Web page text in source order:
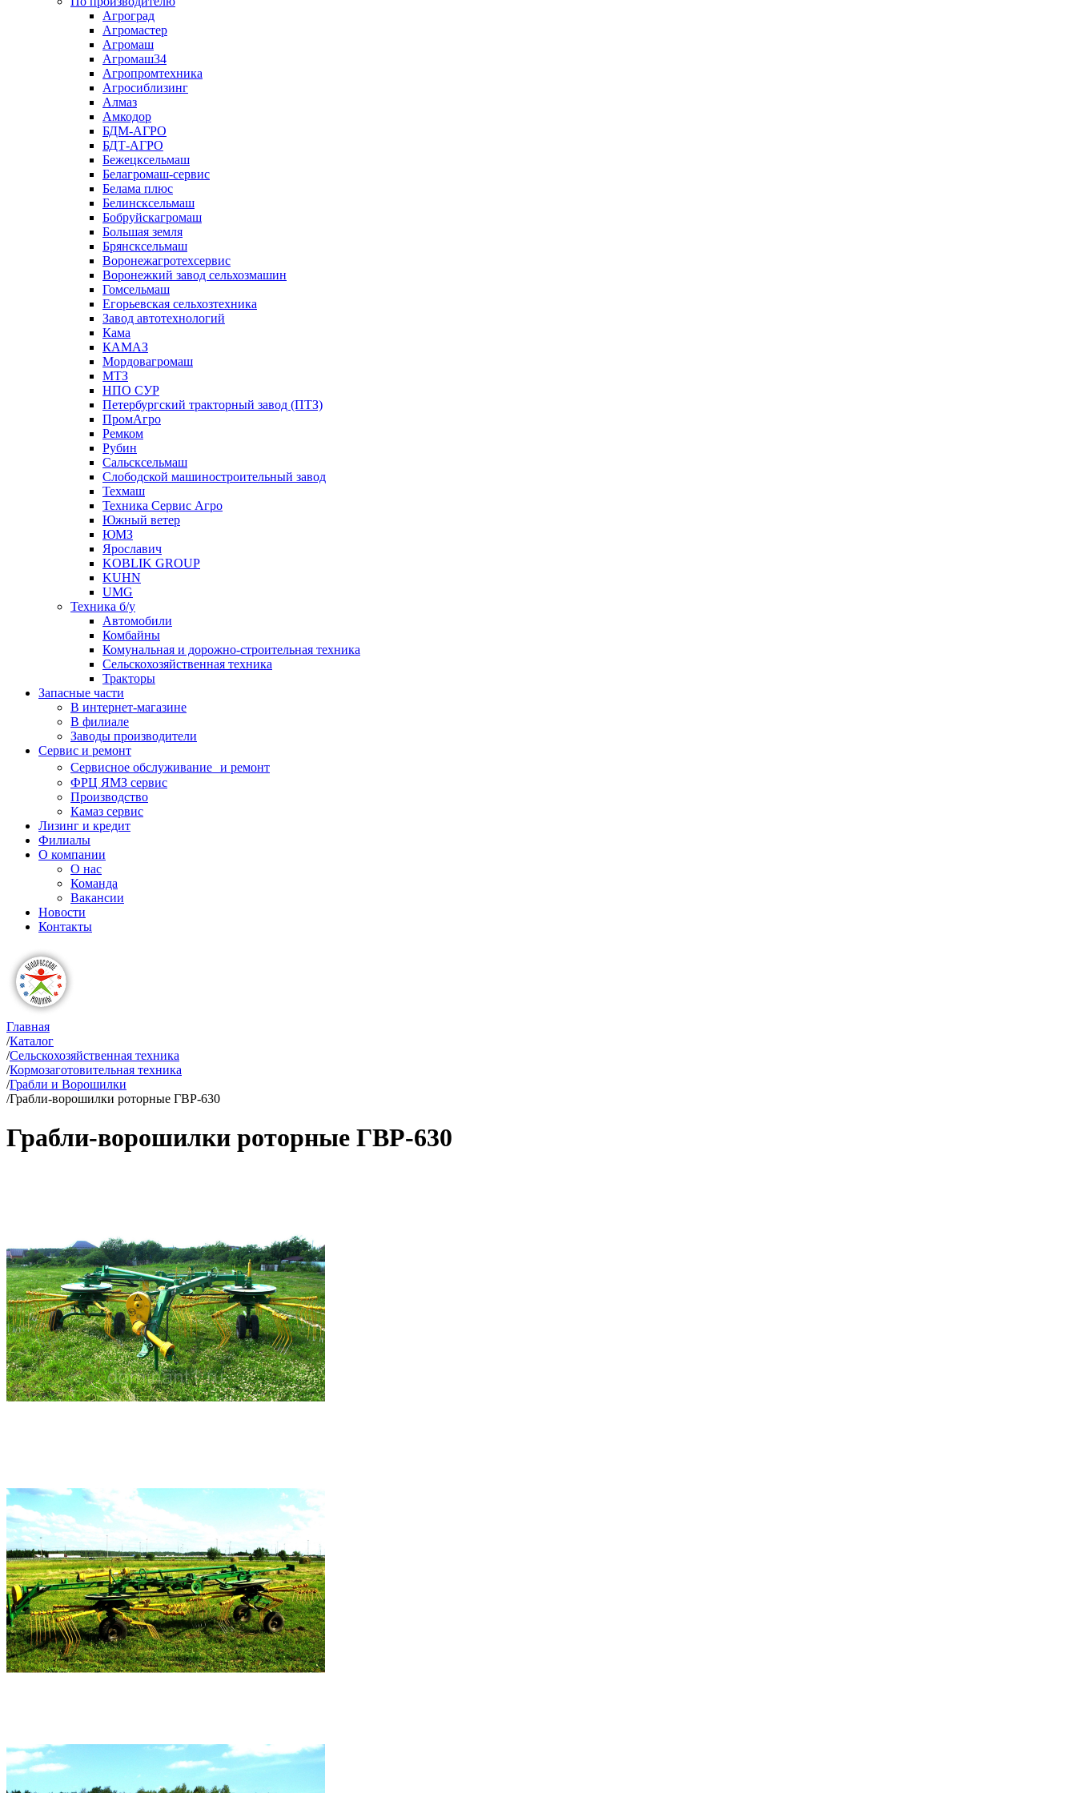
Агроград
Агромастер
Агромаш
Агромаш34
Агропромтехника
Агросиблизинг
Алмаз
Амкодор
БДМ-АГРО
БДТ-АГРО
Бежецксельмаш
Белагромаш-сервис
Белама плюс
Белинсксельмаш
Бобруйскагромаш
Большая земля
Брянсксельмаш
Воронежагротехсервис
Воронежкий завод сельхозмашин
Гомсельмаш
Егорьевская сельхозтехника
Завод автотехнологий
Кама
КАМАЗ
Мордовагромаш
МТЗ
НПО СУР
Петербургский тракторный завод (ПТЗ)
ПромАгро
Ремком
Рубин
Сальскcельмаш
Слободской машиностроительный завод
Техмаш
Техника Сервис Агро
Южный ветер
ЮМЗ
Ярославич
KOBLIK GROUP
KUHN
UMG
Техника б/у
Автомобили
Комбайны
Комунальная и дорожно-строительная техника
Сельскохозяйственная техника
Тракторы
Запасные части
В интернет-магазине
В филиале
Заводы производители
Сервис и ремонт
Сервисное обслуживание и ремонт
ФРЦ ЯМЗ сервис
Производство
Камаз сервис
Лизинг и кредит
Филиалы
О компании
О нас
Команда
Вакансии
Новости
Контакты
Главная
/Каталог
/Сельскохозяйственная техника
/Кормозаготовительная техника
/Грабли и Ворошилки
/Грабли-ворошилки роторные ГВР-630
Грабли-ворошилки роторные ГВР-630